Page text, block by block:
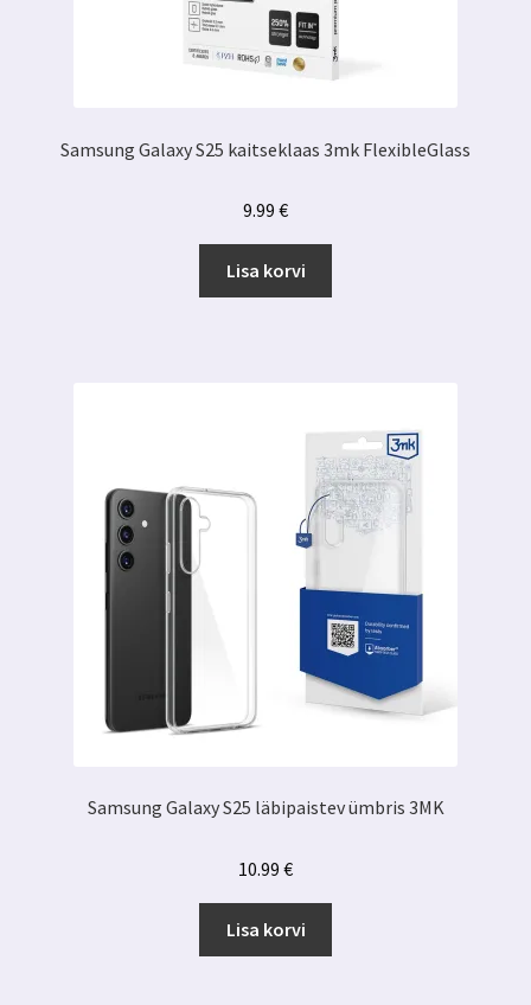
Samsung Galaxy S25 kaitseklaas 3mk FlexibleGlass
9.99 €
Lisa korvi
Samsung Galaxy S25 läbipaistev ümbris 3MK
10.99 €
Lisa korvi